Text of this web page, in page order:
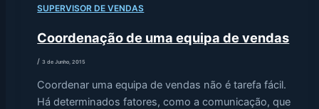
SUPERVISOR DE VENDAS
Coordenação de uma equipa de vendas
/3 de Junho, 2015
Coordenar uma equipa de vendas não é tarefa fácil.
Há determinados fatores, como a comunicação, que